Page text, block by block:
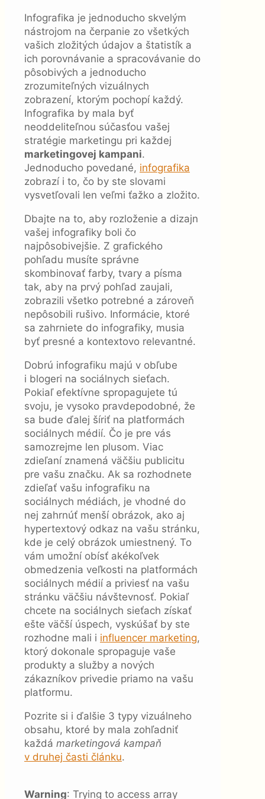
Infografika je jednoducho skvelým
nástrojom na čerpanie zo všetkých
vašich zložitých údajov a štatistík a
ich porovnávanie a spracovávanie do
pôsobivých a jednoducho
zrozumiteľných vizuálnych
zobrazení, ktorým pochopí každý.
Infografika by mala byť
neoddeliteľnou súčasťou vašej
stratégie marketingu pri každej
marketingovej kampani.
Jednoducho povedané, infografika
zobrazí i to, čo by ste slovami
vysvetľovali len veľmi ťažko a zložito.
Dbajte na to, aby rozloženie a dizajn
vašej infografiky boli čo
najpôsobivejšie. Z grafického
pohľadu musíte správne
skombinovať farby, tvary a písma
tak, aby na prvý pohľad zaujali,
zobrazili všetko potrebné a zároveň
nepôsobili rušivo. Informácie, ktoré
sa zahrniete do infografiky, musia
byť presné a kontextovo relevantné.
Dobrú infografiku majú v obľube
i blogeri na sociálnych sieťach.
Pokiaľ efektívne spropagujete tú
svoju, je vysoko pravdepodobné, že
sa bude ďalej šíriť na platformách
sociálnych médií. Čo je pre vás
samozrejme len plusom. Viac
zdieľaní znamená väčšiu publicitu
pre vašu značku. Ak sa rozhodnete
zdieľať vašu infografiku na
sociálnych médiách, je vhodné do
nej zahrnúť menší obrázok, ako aj
hypertextový odkaz na vašu stránku,
kde je celý obrázok umiestnený. To
vám umožní obísť akékoľvek
obmedzenia veľkosti na platformách
sociálnych médií a priviesť na vašu
stránku väčšiu návštevnosť. Pokiaľ
chcete na sociálnych sieťach získať
ešte väčší úspech, vyskúšať by ste
rozhodne mali i influencer marketing,
ktorý dokonale spropaguje vaše
produkty a služby a nových
zákazníkov privedie priamo na vašu
platformu.
Pozrite si i ďalšie 3 typy vizuálneho
obsahu, ktoré by mala zohľadniť
každá marketingová kampaň
v druhej časti článku.
Warning: Trying to access array